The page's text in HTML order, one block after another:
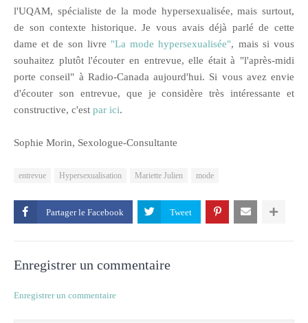
l'UQAM, spécialiste de la mode hypersexualisée, mais surtout,
de son contexte historique. Je vous avais déjà parlé de cette
dame et de son livre "La mode hypersexualisée", mais si vous
souhaitez plutôt l'écouter en entrevue, elle était à "l'après-midi
porte conseil" à Radio-Canada aujourd'hui. Si vous avez envie
d'écouter son entrevue, que je considère très intéressante et
constructive, c'est par ici.
Sophie Morin, Sexologue-Consultante
entrevue Hypersexualisation Mariette Julien mode
Partager le
Enregistrer un commentaire
Enregistrer un commentaire